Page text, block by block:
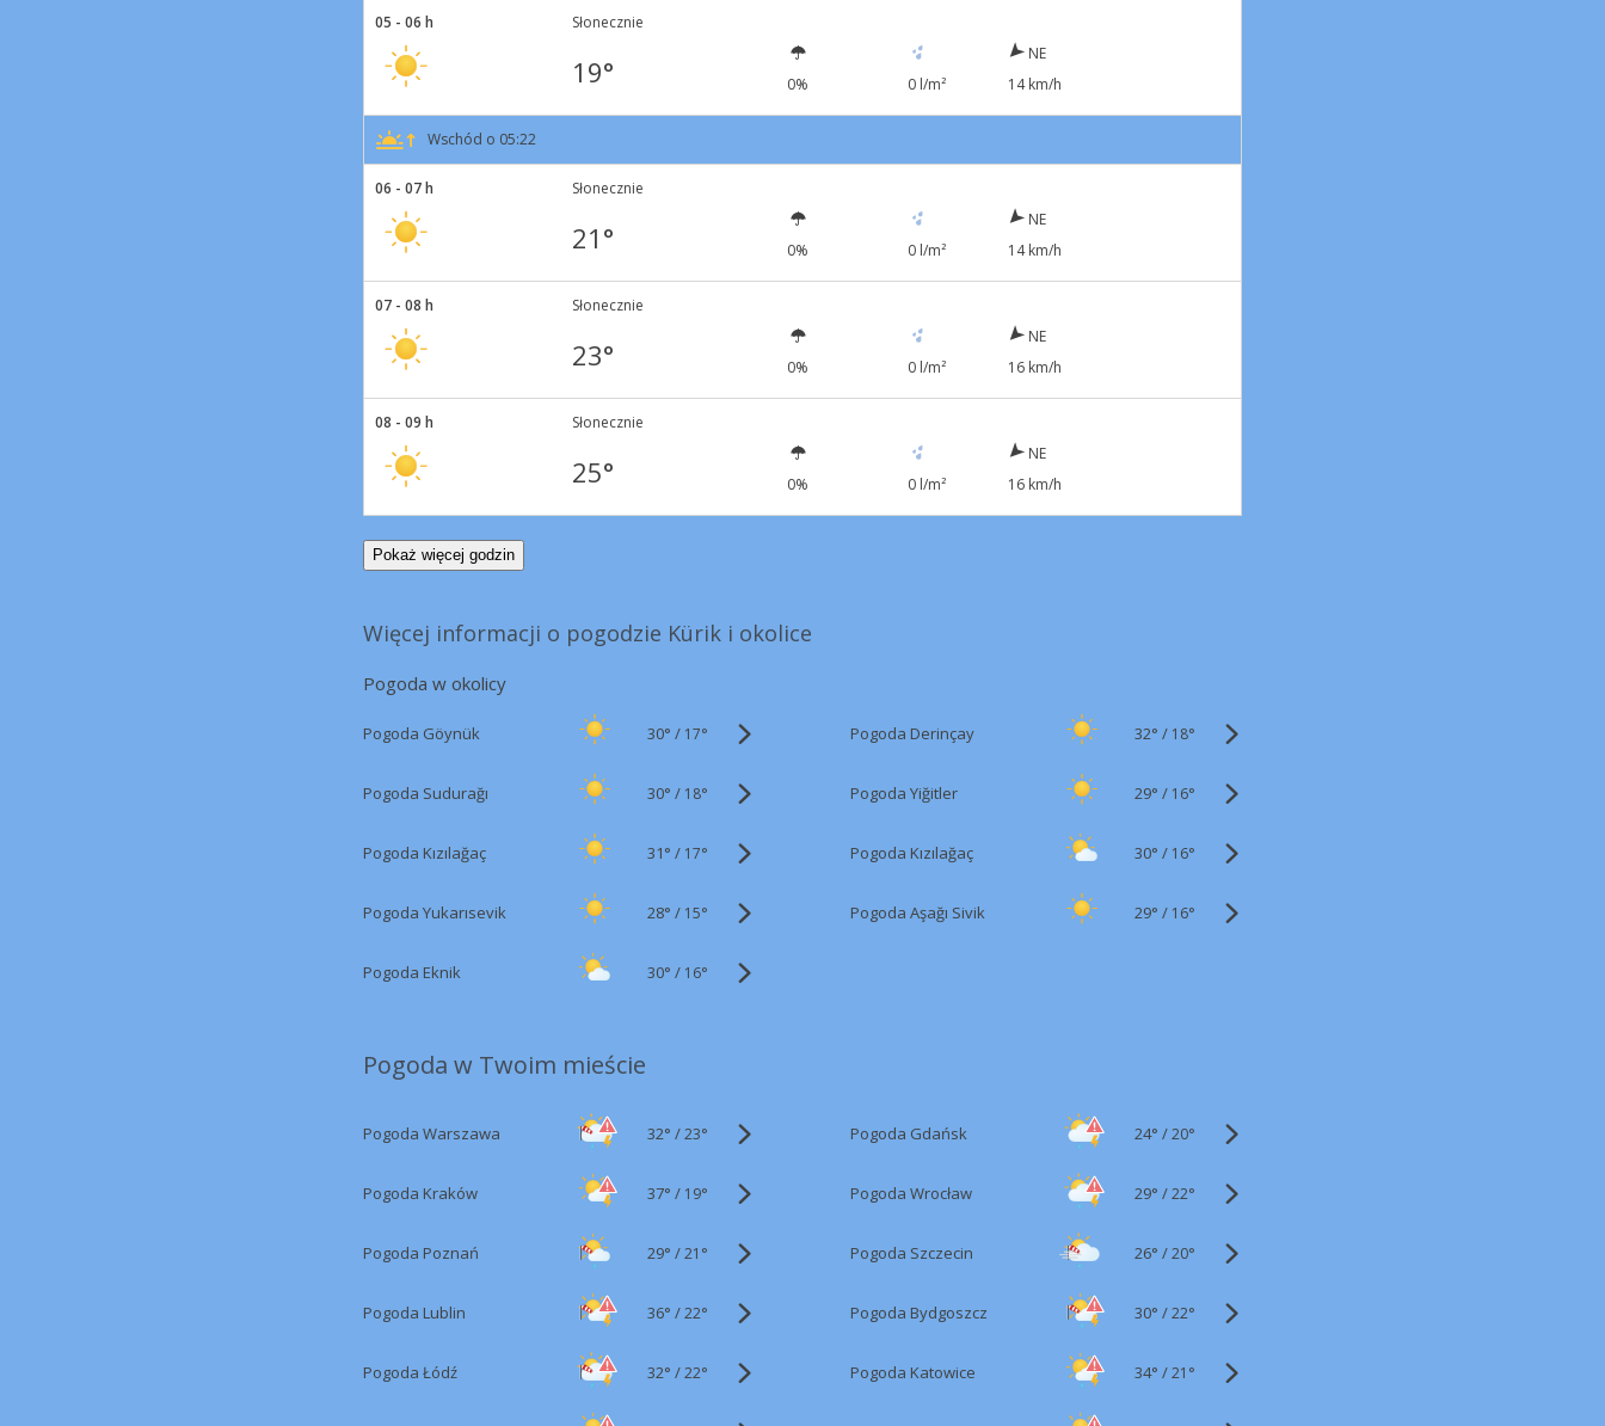
05 - 06 h Słonecznie
19° 0% 0 l/m²
NE
14 km/h
Wschód o 05:22
06 - 07 h Słonecznie
21° 0% 0 l/m²
NE
14 km/h
07 - 08 h Słonecznie
23° 0% 0 l/m²
NE
16 km/h
08 - 09 h Słonecznie
25° 0% 0 l/m²
NE
16 km/h
Pokaż więcej godzin
Więcej informacji o pogodzie Kürik i okolice
Pogoda w okolicy
Pogoda Göynük 30° / 17° Pogoda Derinçay 32° / 18°
Pogoda Sudurağı 30° / 18° Pogoda Yiğitler 29° / 16°
Pogoda Kızılağaç 31° / 17° Pogoda Kızılağaç 30° / 16°
Pogoda Yukarısevik 28° / 15° Pogoda Aşağı Sivik 29° / 16°
Pogoda Eknik 30° / 16°
Pogoda w Twoim mieście
Pogoda Warszawa 32° /23° Pogoda Gdańsk 24° /20°
Pogoda Kraków 37° / 19° Pogoda Wrocław 29° /22°
Pogoda Poznań 29° /21° Pogoda Szczecin 26° /20°
Pogoda Lublin 36° /22° Pogoda Bydgoszcz 30° /22°
Pogoda Łódź 32° /22° Pogoda Katowice 34° /21°